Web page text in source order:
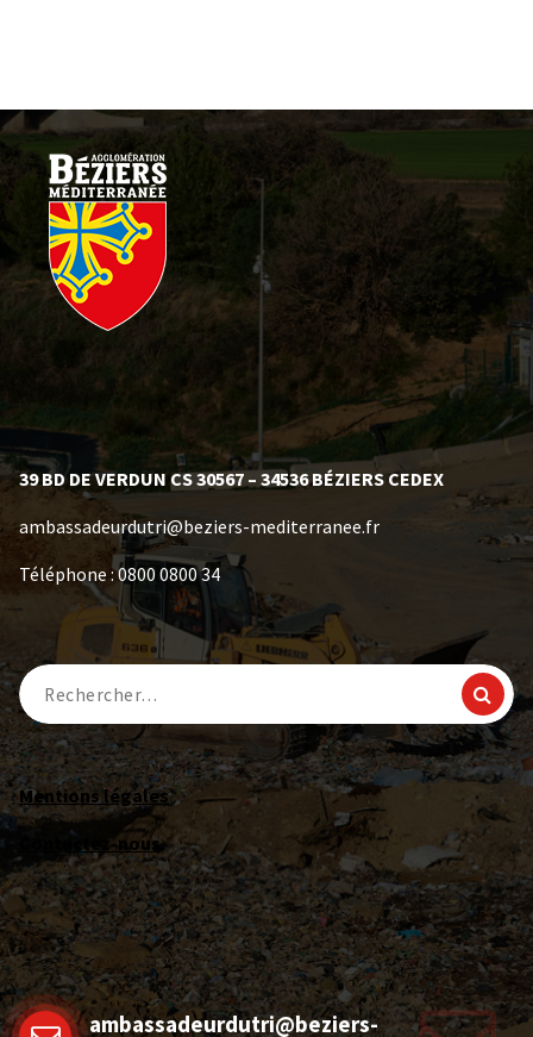
39 BD DE VERDUN CS 30567 – 34536 BÉZIERS CEDEX
ambassadeurdutri@beziers-mediterranee.fr
Téléphone : 0800 0800 34
Mentions légales
Contactez-nous
ambassadeurdutri@beziers-